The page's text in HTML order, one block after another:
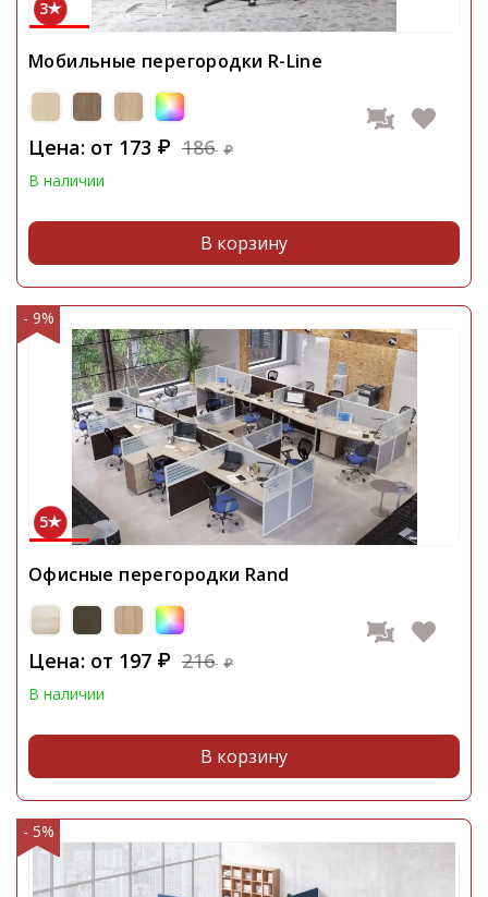
3
Мобильные перегородки R-Line
Цена: от 173 ₽ 186 ₽
В наличии
В корзину
- 9%
5
Офисные перегородки Rand
Цена: от 197 ₽ 216 ₽
В наличии
В корзину
- 5%